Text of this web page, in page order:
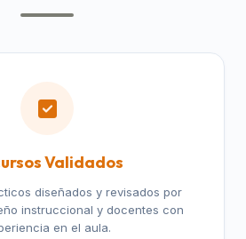
Validados
diseñados y revisados por
instruccional y docentes con
en el aula.